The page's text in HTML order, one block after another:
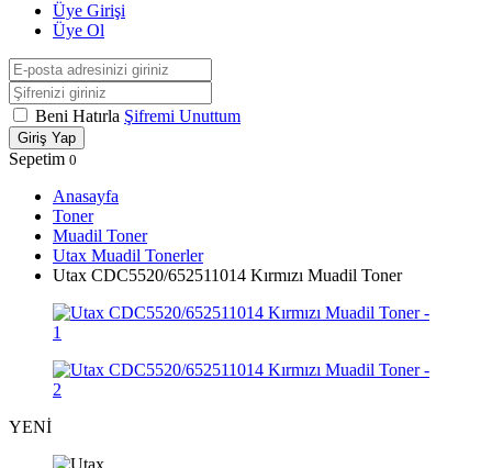
Üye Girişi
Üye Ol
Beni Hatırla Şifremi Unuttum
Giriş Yap
Sepetim 0
Anasayfa
Toner
Muadil Toner
Utax Muadil Tonerler
Utax CDC5520/652511014 Kırmızı Muadil Toner
YENİ